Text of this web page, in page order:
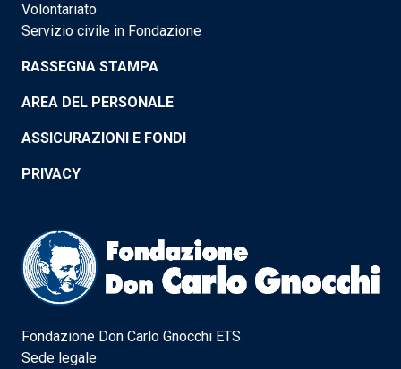
Volontariato
Servizio civile in Fondazione
RASSEGNA STAMPA
AREA DEL PERSONALE
ASSICURAZIONI E FONDI
PRIVACY
Fondazione Don Carlo Gnocchi ETS
Sede legale